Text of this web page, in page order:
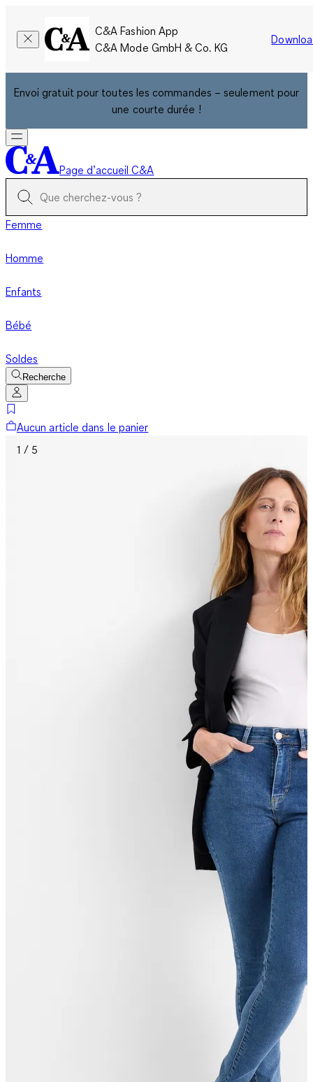
C&A Fashion App
C&A Mode GmbH & Co. KG
Envoi gratuit pour toutes les commandes – seulement pour
une courte durée !
Page d’accueil C&A
Femme
Homme
Enfants
Bébé
Soldes
Recherche
Aucun article dans le panier
1 / 5